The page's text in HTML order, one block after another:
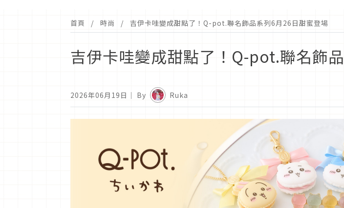
首頁 時尚 吉伊卡哇變成甜點了！Q-pot.聯名飾品系列6月26日甜蜜登場
吉伊卡哇變成甜點了！Q-pot.聯名飾
2026年06月19日 ｜ By Ruka